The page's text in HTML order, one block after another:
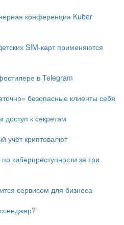
конференция Kuber
SIM-карт применяются
в Telegram
безопасные клиенты себя
доступ к секретам
учёт криптовалют
киберпреступности за три
сервисом для бизнеса